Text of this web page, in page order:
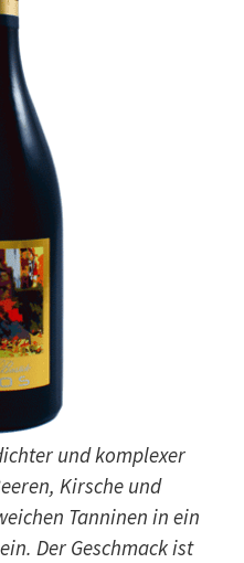
und komplexer
Kirsche und
Tanninen in ein
Der Geschmack ist